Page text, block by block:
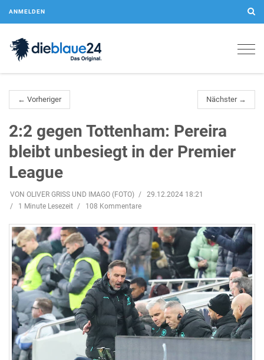
ANMELDEN
← Vorheriger Nächster →
2:2 gegen Tottenham: Pereira
bleibt unbesiegt in der Premier
League
VON OLIVER GRISS UND IMAGO (FOTO)
29.12.2024 18:21
1 Minute Lesezeit
108 Kommentare